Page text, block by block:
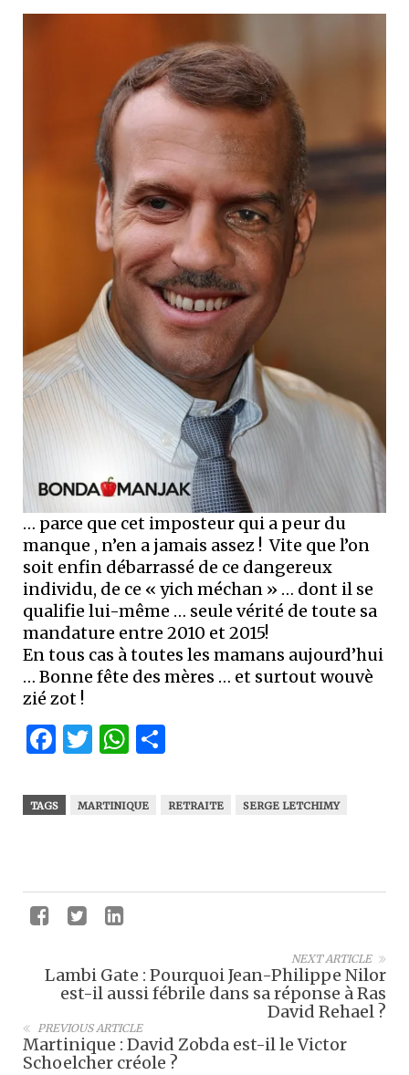
… parce que cet imposteur qui a peur du
manque , n’en a jamais assez ! Vite que l’on
soit enfin débarrassé de ce dangereux
individu, de ce « yich méchan » … dont il se
qualifie lui-même … seule vérité de toute sa
mandature entre 2010 et 2015!
En tous cas à toutes les mamans aujourd’hui
… Bonne fête des mères … et surtout wouvè
zié zot !
Facebook
Twitter
WhatsApp
TAGS MARTINIQUE RETRAITE SERGE LETCHIMY
NEXT ARTICLE
Lambi Gate : Pourquoi Jean-Philippe Nilor
est-il aussi fébrile dans sa réponse à Ras
David Rehael ?
PREVIOUS ARTICLE
Martinique : David Zobda est-il le Victor
Schoelcher créole ?